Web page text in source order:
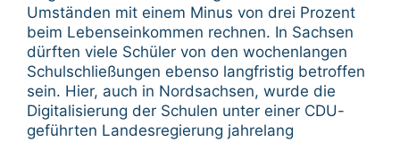
Umständen mit einem Minus von drei Prozent
beim Lebenseinkommen rechnen. In Sachsen
dürften viele Schüler von den wochenlangen
Schulschließungen ebenso langfristig betroffen
sein. Hier, auch in Nordsachsen, wurde die
Digitalisierung der Schulen unter einer CDU-
geführten Landesregierung jahrelang